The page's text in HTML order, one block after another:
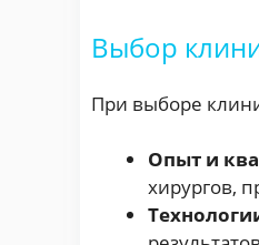
Выбор
При выборе
Опыт и
хирургов,